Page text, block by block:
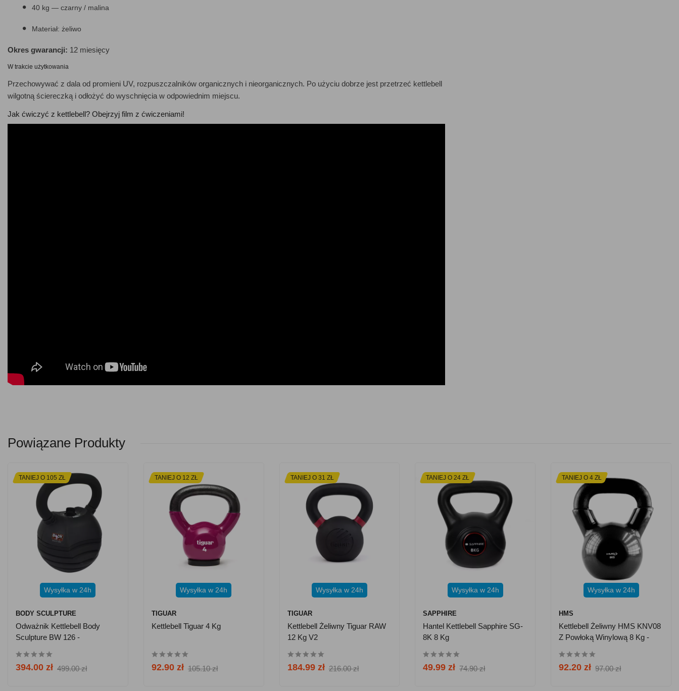
40 kg — czarny / malina
Materiał: żeliwo
Okres gwarancji: 12 miesięcy
W trakcie użytkowania
Przechowywać z dala od promieni UV, rozpuszczalników organicznych i nieorganicznych. Po użyciu dobrze jest przetrzeć kettlebell
wilgotną ściereczką i odłożyć do wyschnięcia w odpowiednim miejscu.
Jak ćwiczyć z kettlebell? Obejrzyj film z ćwiczeniami!
Powiązane Produkty
TANIEJ O 105 ZŁ
Wysyłka w 24h
BODY SCULPTURE
Odważnik Kettlebell Body
Sculpture BW 126 -
394.00 zł 499.00 zł
TANIEJ O 12 ZŁ
Wysyłka w 24h
TIGUAR
Kettlebell Tiguar 4 Kg
92.90 zł 105.10 zł
TANIEJ O 31 ZŁ
Wysyłka w 24h
TIGUAR
Kettlebell Żeliwny Tiguar RAW
12 Kg V2
184.99 zł 216.00 zł
TANIEJ O 24 ZŁ
Wysyłka w 24h
SAPPHIRE
Hantel Kettlebell Sapphire SG-
8K 8 Kg
49.99 zł 74.90 zł
TANIEJ O 4 ZŁ
Wysyłka w 24h
HMS
Kettlebell Żeliwny HMS KNV08
Z Powłoką Winylową 8 Kg -
92.20 zł 97.00 zł